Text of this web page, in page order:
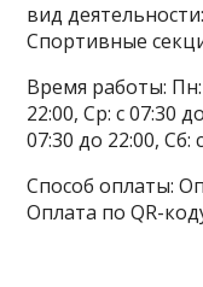
вид
Спортивные
Время работы: Пн:
22:00, Ср: с 07:30
07:30 до 22:00, Сб:
Способ оплаты:
Оплата по QR-